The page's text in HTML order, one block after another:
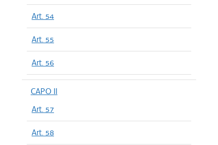
Art. 54
Art. 55
Art. 56
CAPO II
Art. 57
Art. 58